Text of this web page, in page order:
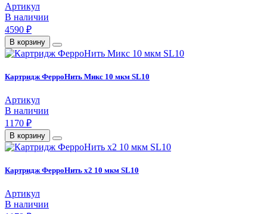
Артикул
В наличии
4590 ₽
В корзину
Картридж ФерроНить Микс 10 мкм SL10
Артикул
В наличии
1170 ₽
В корзину
Картридж ФерроНить х2 10 мкм SL10
Артикул
В наличии